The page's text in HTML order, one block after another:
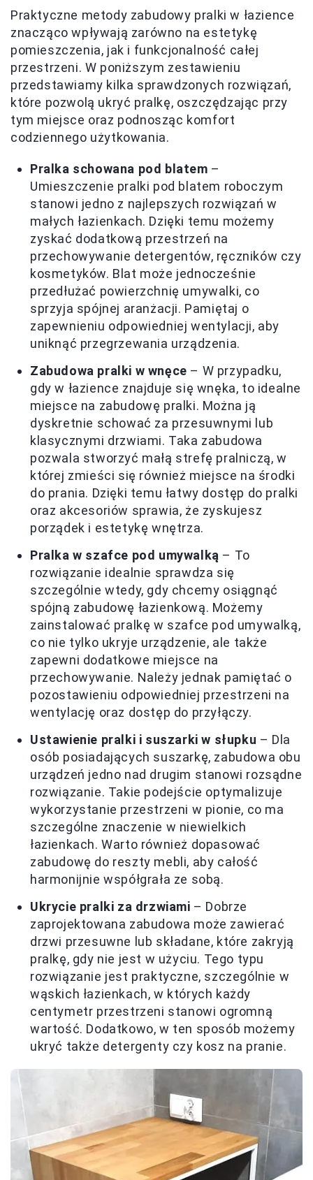
Praktyczne metody zabudowy pralki w łazience
znacząco wpływają zarówno na estetykę
pomieszczenia, jak i funkcjonalność całej
przestrzeni. W poniższym zestawieniu
przedstawiamy kilka sprawdzonych rozwiązań,
które pozwolą ukryć pralkę, oszczędzając przy
tym miejsce oraz podnosząc komfort
codziennego użytkowania.
Pralka schowana pod blatem –
Umieszczenie pralki pod blatem roboczym
stanowi jedno z najlepszych rozwiązań w
małych łazienkach. Dzięki temu możemy
zyskać dodatkową przestrzeń na
przechowywanie detergentów, ręczników czy
kosmetyków. Blat może jednocześnie
przedłużać powierzchnię umywalki, co
sprzyja spójnej aranżacji. Pamiętaj o
zapewnieniu odpowiedniej wentylacji, aby
uniknąć przegrzewania urządzenia.
Zabudowa pralki w wnęce – W przypadku,
gdy w łazience znajduje się wnęka, to idealne
miejsce na zabudowę pralki. Można ją
dyskretnie schować za przesuwnymi lub
klasycznymi drzwiami. Taka zabudowa
pozwala stworzyć małą strefę pralniczą, w
której zmieści się również miejsce na środki
do prania. Dzięki temu łatwy dostęp do pralki
oraz akcesoriów sprawia, że zyskujesz
porządek i estetykę wnętrza.
Pralka w szafce pod umywalką – To
rozwiązanie idealnie sprawdza się
szczególnie wtedy, gdy chcemy osiągnąć
spójną zabudowę łazienkową. Możemy
zainstalować pralkę w szafce pod umywalką,
co nie tylko ukryje urządzenie, ale także
zapewni dodatkowe miejsce na
przechowywanie. Należy jednak pamiętać o
pozostawieniu odpowiedniej przestrzeni na
wentylację oraz dostęp do przyłączy.
Ustawienie pralki i suszarki w słupku – Dla
osób posiadających suszarkę, zabudowa obu
urządzeń jedno nad drugim stanowi rozsądne
rozwiązanie. Takie podejście optymalizuje
wykorzystanie przestrzeni w pionie, co ma
szczególne znaczenie w niewielkich
łazienkach. Warto również dopasować
zabudowę do reszty mebli, aby całość
harmonijnie współgrała ze sobą.
Ukrycie pralki za drzwiami – Dobrze
zaprojektowana zabudowa może zawierać
drzwi przesuwne lub składane, które zakryją
pralkę, gdy nie jest w użyciu. Tego typu
rozwiązanie jest praktyczne, szczególnie w
wąskich łazienkach, w których każdy
centymetr przestrzeni stanowi ogromną
wartość. Dodatkowo, w ten sposób możemy
ukryć także detergenty czy kosz na pranie.